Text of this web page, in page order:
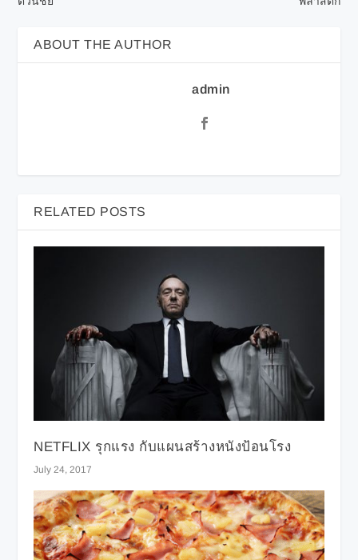
ABOUT THE AUTHOR
admin
RELATED POSTS
NETFLIX รุกแรง กับแผนสร้างหนังป้อนโรง
July 24, 2017